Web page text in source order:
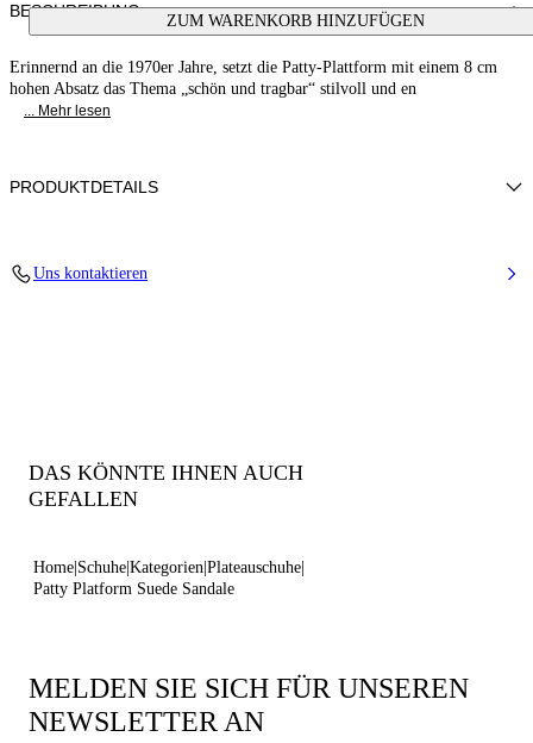
ZUM WARENKORB HINZUFÜGEN
BESCHREIBUNG
Erinnernd an die 1970er Jahre, setzt die Patty-Plattform mit einem 8 cm
hohen Absatz das Thema „schön und tragbar“ stilvoll und en
... Mehr lesen
PRODUKTDETAILS
Uns kontaktieren
DAS KÖNNTE IHNEN AUCH
GEFALLEN
Home Schuhe Kategorien Plateauschuhe
Patty Platform Suede Sandale
MELDEN SIE SICH FÜR UNSEREN
NEWSLETTER AN